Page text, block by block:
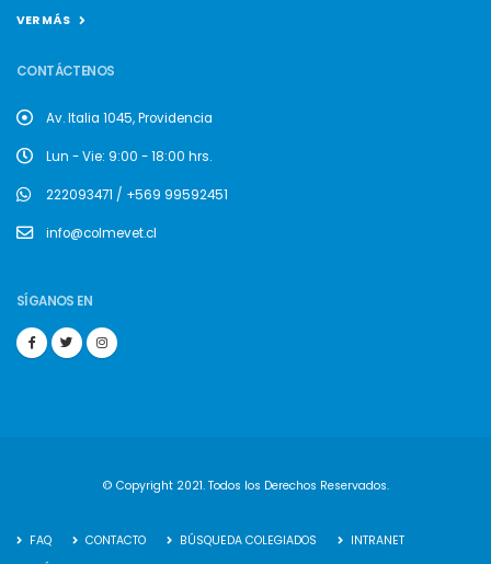
VER MÁS
CONTÁCTENOS
Av. Italia 1045, Providencia
Lun - Vie: 9:00 - 18:00 hrs.
222093471 / +569 99592451
info@colmevet.cl
SÍGANOS EN
© Copyright 2021. Todos los Derechos Reservados.
FAQ CONTACTO BÚSQUEDA COLEGIADOS
INTRANET